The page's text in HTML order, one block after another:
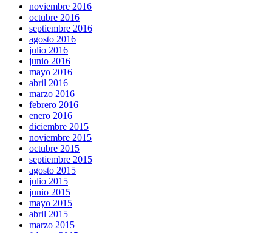
noviembre 2016
octubre 2016
septiembre 2016
agosto 2016
julio 2016
junio 2016
mayo 2016
abril 2016
marzo 2016
febrero 2016
enero 2016
diciembre 2015
noviembre 2015
octubre 2015
septiembre 2015
agosto 2015
julio 2015
junio 2015
mayo 2015
abril 2015
marzo 2015